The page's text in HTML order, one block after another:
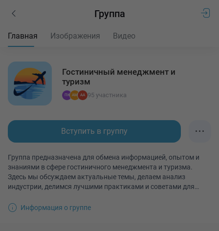
Группа
Главная Изображения Видео
Гостиничный менеджмент и
туризм
95 участника
Вступить в группу
Группа предназначена для обмена информацией, опытом и
знаниями в сфере гостиничного менеджмента и туризма.
Здесь мы обсуждаем актуальные темы, делаем анализ
индустрии, делимся лучшими практиками и советами для
Информация о группе